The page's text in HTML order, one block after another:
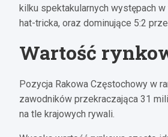
kilku spektakularnych występach
hat-tricka, oraz dominujące 5:2
Wartość
Pozycja Rakowa Częstochowy w
zawodników przekraczająca 31
na tle krajowych rywali.